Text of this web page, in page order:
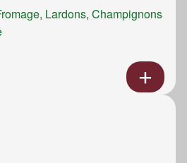
Lardons, Champignons